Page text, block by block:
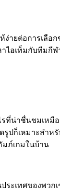
ง่ายต่อการเลื
ไอเท็มกับทีมกี
น่าชื่นชมเหมือ
รูปก็เหมาะสำ
มภ์เกมในบ้าน
ะเทศของพวก